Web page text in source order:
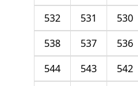
530
531
532
536
537
538
542
543
544